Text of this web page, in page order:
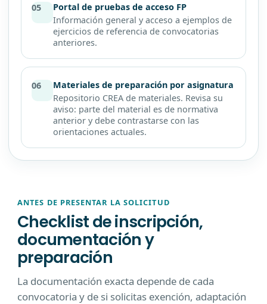
05
Portal de pruebas de acceso FP
Información general y acceso a ejemplos de
ejercicios de referencia de convocatorias
anteriores.
06
Materiales de preparación por asignatura
Repositorio CREA de materiales. Revisa su
aviso: parte del material es de normativa
anterior y debe contrastarse con las
orientaciones actuales.
ANTES DE PRESENTAR LA SOLICITUD
Checklist de inscripción,
documentación y
preparación
La documentación exacta depende de cada
convocatoria y de si solicitas exención, adaptación